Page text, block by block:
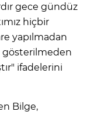
gece gündüz
hiçbir
yapılmadan
gösterilmeden
ifadelerini
Bilge,